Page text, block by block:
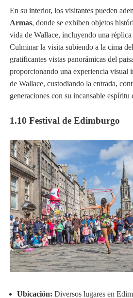
En su interior, los visitantes pueden
Armas, donde se exhiben objetos
vida de Wallace, incluyendo una réplica
Culminar la visita subiendo a la cima
gratificantes vistas panorámicas del
proporcionando una experiencia visual
de Wallace, custodiando la entrada,
generaciones con su incansable espíritu
1.10 Festival de Edimburgo
Ubicación: Diversos lugares en